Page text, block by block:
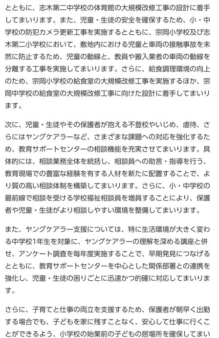
とともに、志木第二中学校の体育館の大規模改修工事の設計に着手
してまいります。また、児童・生徒の安全を確保するため、小・中
学校の防犯カメラ更新工事を実施するとともに、宗岡小学校及び志
木第二小学校において、敷地内における児童と車両の接触事故を未
然に防止するため、児童の動線と、教員や搬入業者の車両の動線を
分離する工事を実施してまいります。さらに、給食調理環境の向上
のため、宗岡小学校の給食室の大規模改修工事を実施するほか、宗
岡中学校の給食室の大規模改修工事に向けた設計に着手してまいり
ます。
次に、児童・生徒やその保護者が抱える不登校やいじめ、虐待、さ
らにはヤングケアラーなど、さまざまな課題への対応を強化するた
め、教育サポートセンターの相談機能を充実させてまいります。具
体的には、相談業務全体を統括し、相談員への助言・指導を行う、
教育現場での豊富な経験を有する人材を新たに配置することで、よ
り質の高い相談体制を構築してまいります。さらに、小・中学校の
最前線で相談を受ける学校福祉相談員を増員することにより、保護
者や児童・生徒がより相談しやすい環境を整備してまいります。
また、ヤングケアラー支援については、特に生活環境が大きく変わ
る中学校1年生を対象に、ヤングケアラーの理解を深める講座と併
せ、アンケート調査を毎年度実施することで、早期発見につなげる
とともに、教育サポートセンターを中心とした関係部署との連携を
強化し、児童・生徒の困りごとに迅速かつ的確に対応してまいりま
す。
さらに、子育てと仕事の両立を支援するため、保護者が朝早く出勤
する場合でも、子どもを家に残すことなく、安心して仕事に行くこ
とができるよう、小学校の始業前の子どもの居場所を確保してまい